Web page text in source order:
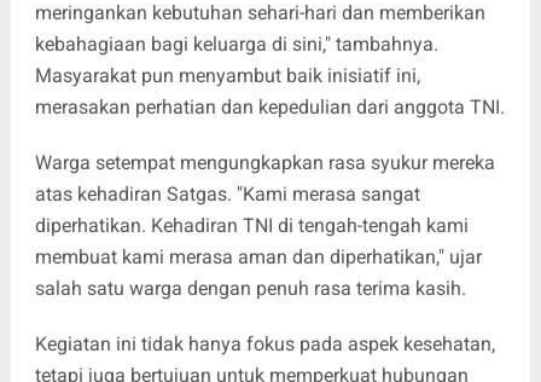
meringankan kebutuhan sehari-hari dan memberikan
kebahagiaan bagi keluarga di sini," tambahnya.
Masyarakat pun menyambut baik inisiatif ini,
merasakan perhatian dan kepedulian dari anggota TNI.
Warga setempat mengungkapkan rasa syukur mereka
atas kehadiran Satgas. "Kami merasa sangat
diperhatikan. Kehadiran TNI di tengah-tengah kami
membuat kami merasa aman dan diperhatikan," ujar
salah satu warga dengan penuh rasa terima kasih.
Kegiatan ini tidak hanya fokus pada aspek kesehatan,
tetapi juga bertujuan untuk memperkuat hubungan